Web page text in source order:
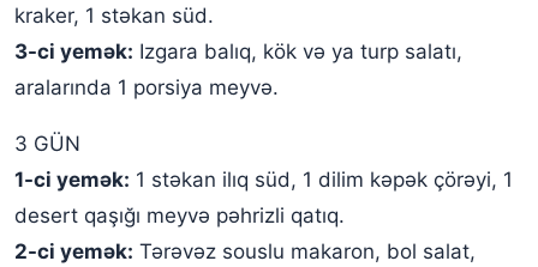
kraker, 1 stəkan süd.
3-ci yemək: Izgara balıq, kök və ya turp salatı,
aralarında 1 porsiya meyvə.
3 GÜN
1-ci yemək: 1 stəkan ilıq süd, 1 dilim kəpək çörəyi, 1
desert qaşığı meyvə pəhrizli qatıq.
2-ci yemək: Tərəvəz souslu makaron, bol salat,